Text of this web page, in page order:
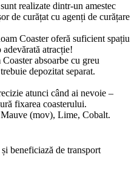
realizate dintr-un amestec
de curățat cu agenți de curățare
Coaster oferă suficient spațiu
atracție!
absoarbe cu greu
depozitat separat.
atunci când ai nevoie –
fixarea coasterului.
(mov), Lime, Cobalt.
beneficiază de transport